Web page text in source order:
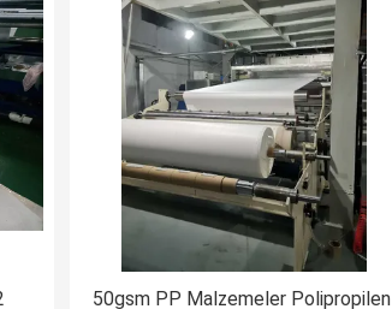
50gsm PP Malzemeler Polipropilen